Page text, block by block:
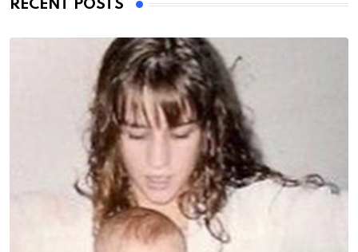
RECENT POSTS